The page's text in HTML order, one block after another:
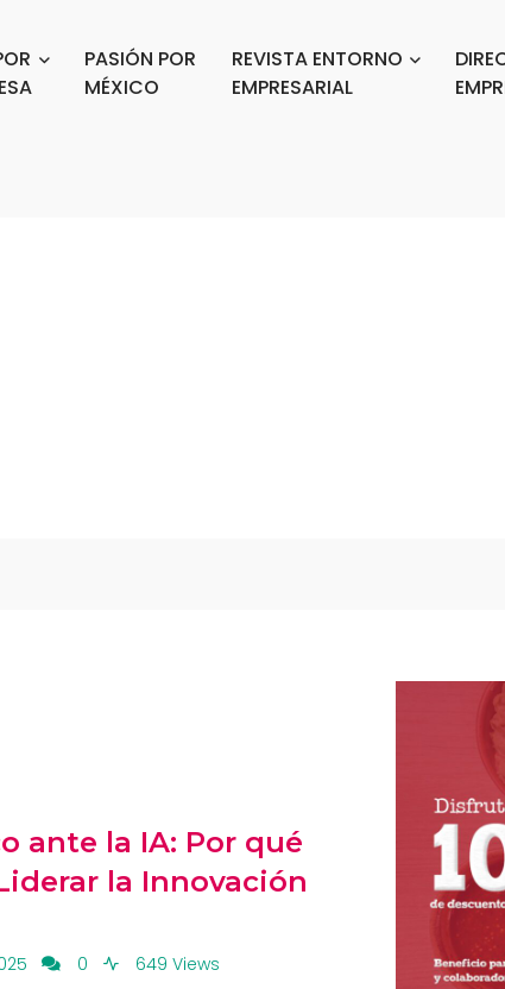
PASIÓN POR
MÉXICO
REVISTA ENTORNO
EMPRESARIAL
ante la IA: Por qué
la Innovación
0
649 Views